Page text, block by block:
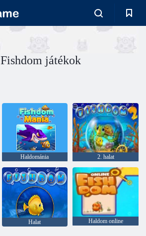
Fishdom játékok
Haldománia 2. halat
Halat Haldom online